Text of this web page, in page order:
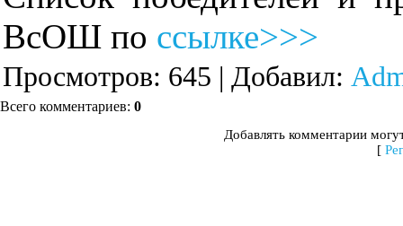
ВсОШ по ссылке>>>
Просмотров: 645 | Добавил:
Всего комментариев: 0
Добавлять комментарии
[